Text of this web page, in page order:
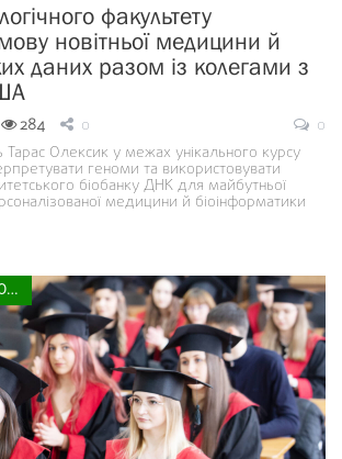
факультету
новітньої медицини й
даних разом із колегами з
284 0
0
Олексик у межах унікального курсу
геноми та використовувати
біобанку ДНК для майбутньої
медицини й біоінформатики
ВРУЧЕННЯ ДИПЛОМІВ